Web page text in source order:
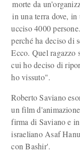
morte da
in una terra dove,
ucciso 4000
perché ha deciso di
Ecco. Quel ragazzo
cui ho deciso di
ho vissuto".
Roberto Saviano
un film
firma di Saviano e
israeliano Asaf
con Bashir'.